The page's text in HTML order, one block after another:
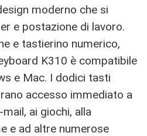
moderno che si
e postazione di lavoro.
e tastierino numerico,
K310 è compatibile
e Mac. I dodici tasti
accesso immediato a
ai giochi, alla
e ad altre numerose